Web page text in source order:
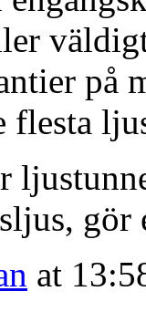
på
flesta
at